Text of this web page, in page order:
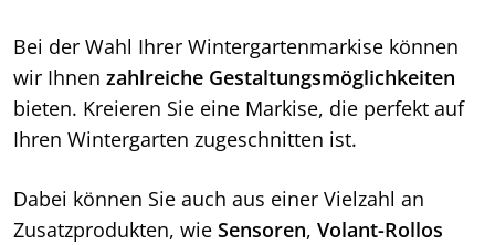
Bei der Wahl Ihrer Wintergartenmarkise können
wir Ihnen zahlreiche Gestaltungsmöglichkeiten
bieten. Kreieren Sie eine Markise, die perfekt auf
Ihren Wintergarten zugeschnitten ist.
Dabei können Sie auch aus einer Vielzahl an
Zusatzprodukten, wie Sensoren, Volant-Rollos